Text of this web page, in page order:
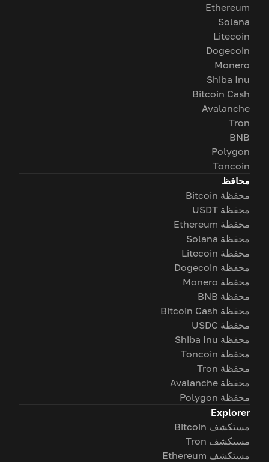
Ethereum
Solana
Litecoin
Dogecoin
Monero
Shiba Inu
Bitcoin Cash
Avalanche
Tron
BNB
Polygon
Toncoin
محافظ
محفظة Bitcoin
محفظة USDT
محفظة Ethereum
محفظة Solana
محفظة Litecoin
محفظة Dogecoin
محفظة Monero
محفظة BNB
محفظة Bitcoin Cash
محفظة USDC
محفظة Shiba Inu
محفظة Toncoin
محفظة Tron
محفظة Avalanche
محفظة Polygon
Explorer
مستكشف Bitcoin
مستكشف Tron
مستكشف Ethereum